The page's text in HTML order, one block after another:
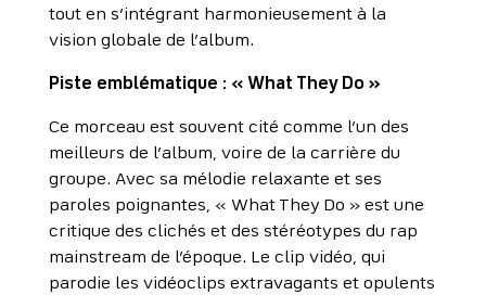
tout en s’intégrant harmonieusement à la
vision globale de l’album.
Piste emblématique : « What They Do »
Ce morceau est souvent cité comme l’un des
meilleurs de l’album, voire de la carrière du
groupe. Avec sa mélodie relaxante et ses
paroles poignantes, « What They Do » est une
critique des clichés et des stéréotypes du rap
mainstream de l’époque. Le clip vidéo, qui
parodie les vidéoclips extravagants et opulents